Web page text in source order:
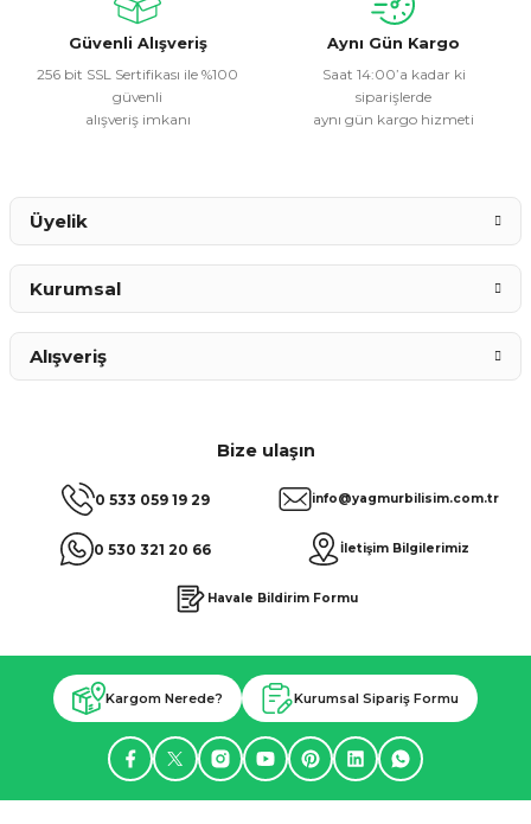
Bu ürüne benzer farklı alternatifler olmalı.
Güvenli Alışveriş
256 bit SSL Sertifikası ile %100
güvenli
alışveriş imkanı
Aynı Gün Kargo
Saat 14:00’a kadar ki
siparişlerde
aynı gün kargo hizmeti
Bize ulaşın
0 533 059 19 29
0 530 321 20 66
info@yagmurbilisim.com.tr
İletişim Bilgilerimiz
Havale Bildirim Formu
Üyelik
Kurumsal
Alışveriş
Kargom Nerede? Kurumsal Sipariş Formu